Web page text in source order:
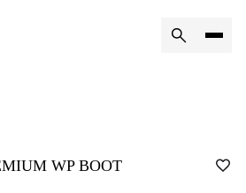
WP BOOT